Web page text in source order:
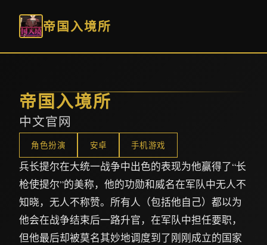
帝国入境所
帝国入境所
中文官网
角色扮演 安卓 手机游戏
兵长提尔在大统一战争中出色的表现为他赢得了“长
枪使提尔”的美称，他的功勋和威名在军队中无人不
知晓，无人不称赞。所有人（包括他自己）都以为
他会在战争结束后一路升官，在军队中担任要职，
但他最后却被莫名其妙地调度到了刚刚成立的国家